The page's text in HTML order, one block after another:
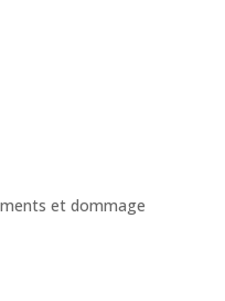
et dommage